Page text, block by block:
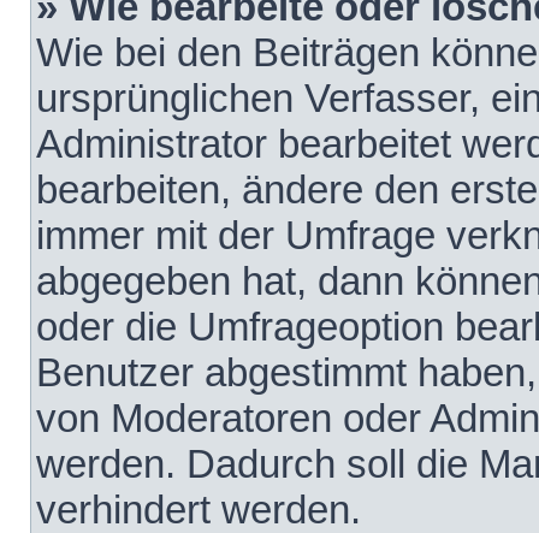
Wie bei den Beiträgen
ursprünglichen Verfasser,
Administrator bearbeitet
bearbeiten, ändere den
immer mit der Umfrage
abgegeben hat, dann
oder die Umfrageoption
Benutzer abgestimmt
von Moderatoren oder
werden. Dadurch soll die
verhindert werden.